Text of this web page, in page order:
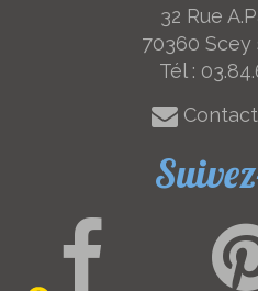
32 Rue
70360 Scey
Tél :